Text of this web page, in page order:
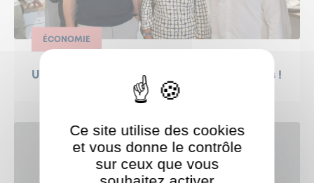
ÉCONOMIE
Une nouvelle enseigne s'installe à Garches !
ShareThis est désactivé.
Ce site utilise des cookies
et vous donne le contrôle
sur ceux que vous